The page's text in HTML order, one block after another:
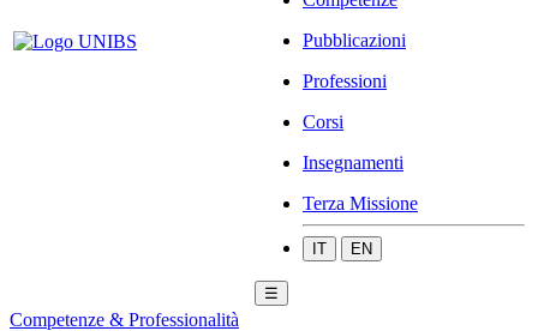
Pubblicazioni
Professioni
Corsi
Insegnamenti
Terza Missione
IT EN
☰
Competenze & Professionalità